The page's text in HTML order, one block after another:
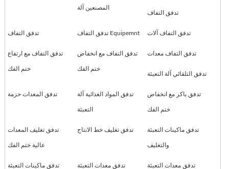
المصنعين آلة
تدفق التفاف
تدفق التفاف تدفق التفاف Equipemnt تدفق التفاف آلات
تدفق التفاف مع ارتفاع
ختم الفك
تدفق التفاف مع انخفاض
ختم الفك
تدفق التفاف معدات
تدفق التلقائي آلة التعبئة
تدفق المعدات حزمة تدفق المواد الغذائية آلة
التعبئة
تدفق باكر مع انخفاض
ختم الفك
تدفق تغليف المعدات
عالية ختم الفك
تدفق تغليف خط الانتاج تدفق ماكينات التعبئة
والتغليف
تدفق ماكينات التعبئة تدفق معدات التعبئة تدفق معدات التعبئة